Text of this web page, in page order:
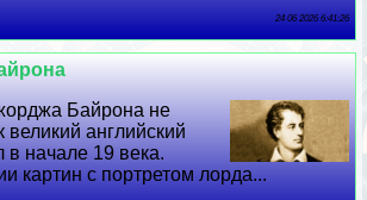
24 06 2026 6:41:26
Байрона не
великий английский
в начале 19 века.
картин с портретом лорда...